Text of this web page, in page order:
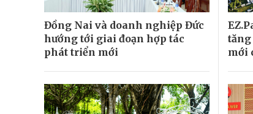
Đồng Nai và doanh nghiệp Đức
hướng tới giai đoạn hợp tác
phát triển mới
mới